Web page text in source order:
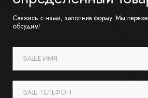
Свяжись с нами, заполнив форму. Мы
обсудим!
ВАШЕ ИМЯ
ВАШ ТЕЛЕФОН